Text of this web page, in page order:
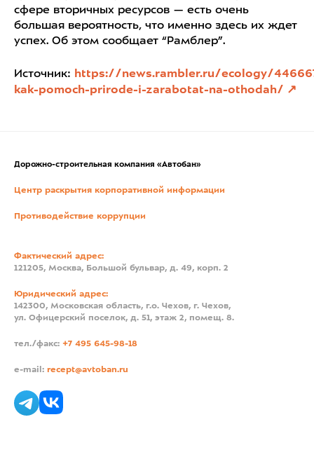
сфере вторичных ресурсов — есть очень
большая вероятность, что именно здесь их ждет
успех. Об этом сообщает “Рамблер”.
Источник: https://news.rambler.ru/ecology/
kak-pomoch-prirode-i-zarabotat-na-othodah/
Дорожно-строительная компания «Автобан»
Центр раскрытия корпоративной информации
Противодействие коррупции
Фактический адрес:
121205, Москва, Большой бульвар, д. 49, корп. 2
Юридический адрес:
142300, Московская область, г.о. Чехов, г. Чехов,
ул. Офицерский поселок, д. 51, этаж 2, помещ. 8.
тел./факс: +7 495 645-98-18
e-mail: recept@avtoban.ru